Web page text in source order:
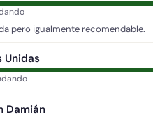
pero igualmente recomendable.
Unidas
Damián